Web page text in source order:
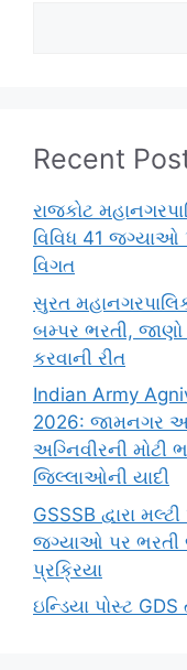
Recent
રાજકોટ
વિવિધ 41 જગ્યાઓ
વિગત
સુરત
બમ્પર ભરતી,
કરવાની રીત
Indian Army
2026: જામનગર
અગ્નિવીરની મોટી
જિલ્લાઓની યાદી
GSSSB દ્વારા
જગ્યાઓ પર ભરતી
પ્રક્રિયા
ઇન્ડિયા પોસ્ટ